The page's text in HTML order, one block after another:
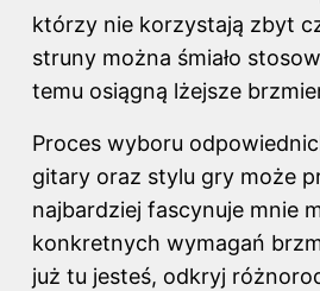
którzy nie korzystają zbyt
struny można śmiało
temu osiągną lżejsze
Proces wyboru
gitary oraz stylu gry może
najbardziej fascynuje mnie
konkretnych wymagań
już tu jesteś, odkryj